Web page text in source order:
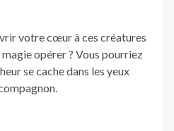
votre cœur à ces créatures
opérer ? Vous pourriez
se cache dans les yeux